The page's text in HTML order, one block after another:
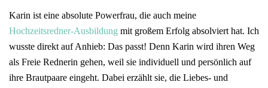
Karin ist eine absolute Powerfrau, die auch meine
Hochzeitsredner-Ausbildung mit großem Erfolg absolviert hat. Ich
wusste direkt auf Anhieb: Das passt! Denn Karin wird ihren Weg
als Freie Rednerin gehen, weil sie individuell und persönlich auf
ihre Brautpaare eingeht. Dabei erzählt sie, die Liebes- und